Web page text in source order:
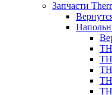
Запчасти